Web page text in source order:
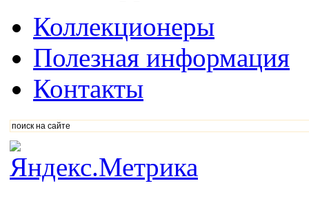
Коллекционеры
Полезная информация
Контакты